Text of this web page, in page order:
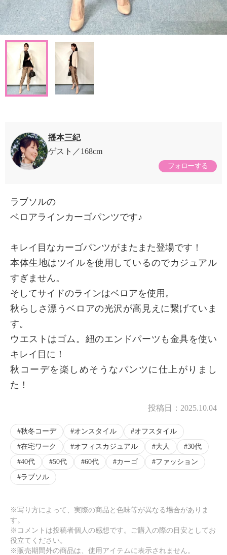
播本三紀
ゲスト
168cm
フォローする
ラブソルの
ベロアラインカーゴパンツです♪
キレイ目なカーゴパンツがまたまた登場です！
本体生地はツイルを使用しているのでカジュアル
すぎません。
そしてサイドのラインはベロアを使用。
秋らしさ漂うベロアの光沢が高見えに繋げていま
す。
ウエストはゴム。紐のエンドパーツも金具を使い
キレイ目に！
秋コーデを楽しめそうなパンツに仕上がりまし
た！
投稿日： 2025.10.04
秋冬コーデ オンスタイル
オフスタイル
在宅ワーク
オフィスカジュアル 大人
30代
40代
50代 60代 カーゴ
ファッション
ラブソル
※写り方によって、実際の商品と色味等が異なる場合がありま
す。
※コメントは投稿者個人の感想です。ご購入の際の目安としてお
役立てください。
※販売期間外の商品は、使用アイテムに表示されません。